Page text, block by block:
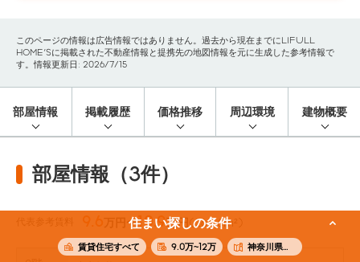
住まい探しの条件
賃貸住宅すべて 9.0万~12万 神奈川県横浜市西区
このページの情報は広告情報ではありません。過去から現在までにLIFULL
HOME'Sに掲載された不動産情報と提携先の地図情報を元に生成した参考情報で
す。情報更新日: 2026/7/15
部屋情報 掲載履歴 価格推移 周辺環境 建物概要
部屋情報（3件）
9.6 万円〜10.9万円 (26.46m²)